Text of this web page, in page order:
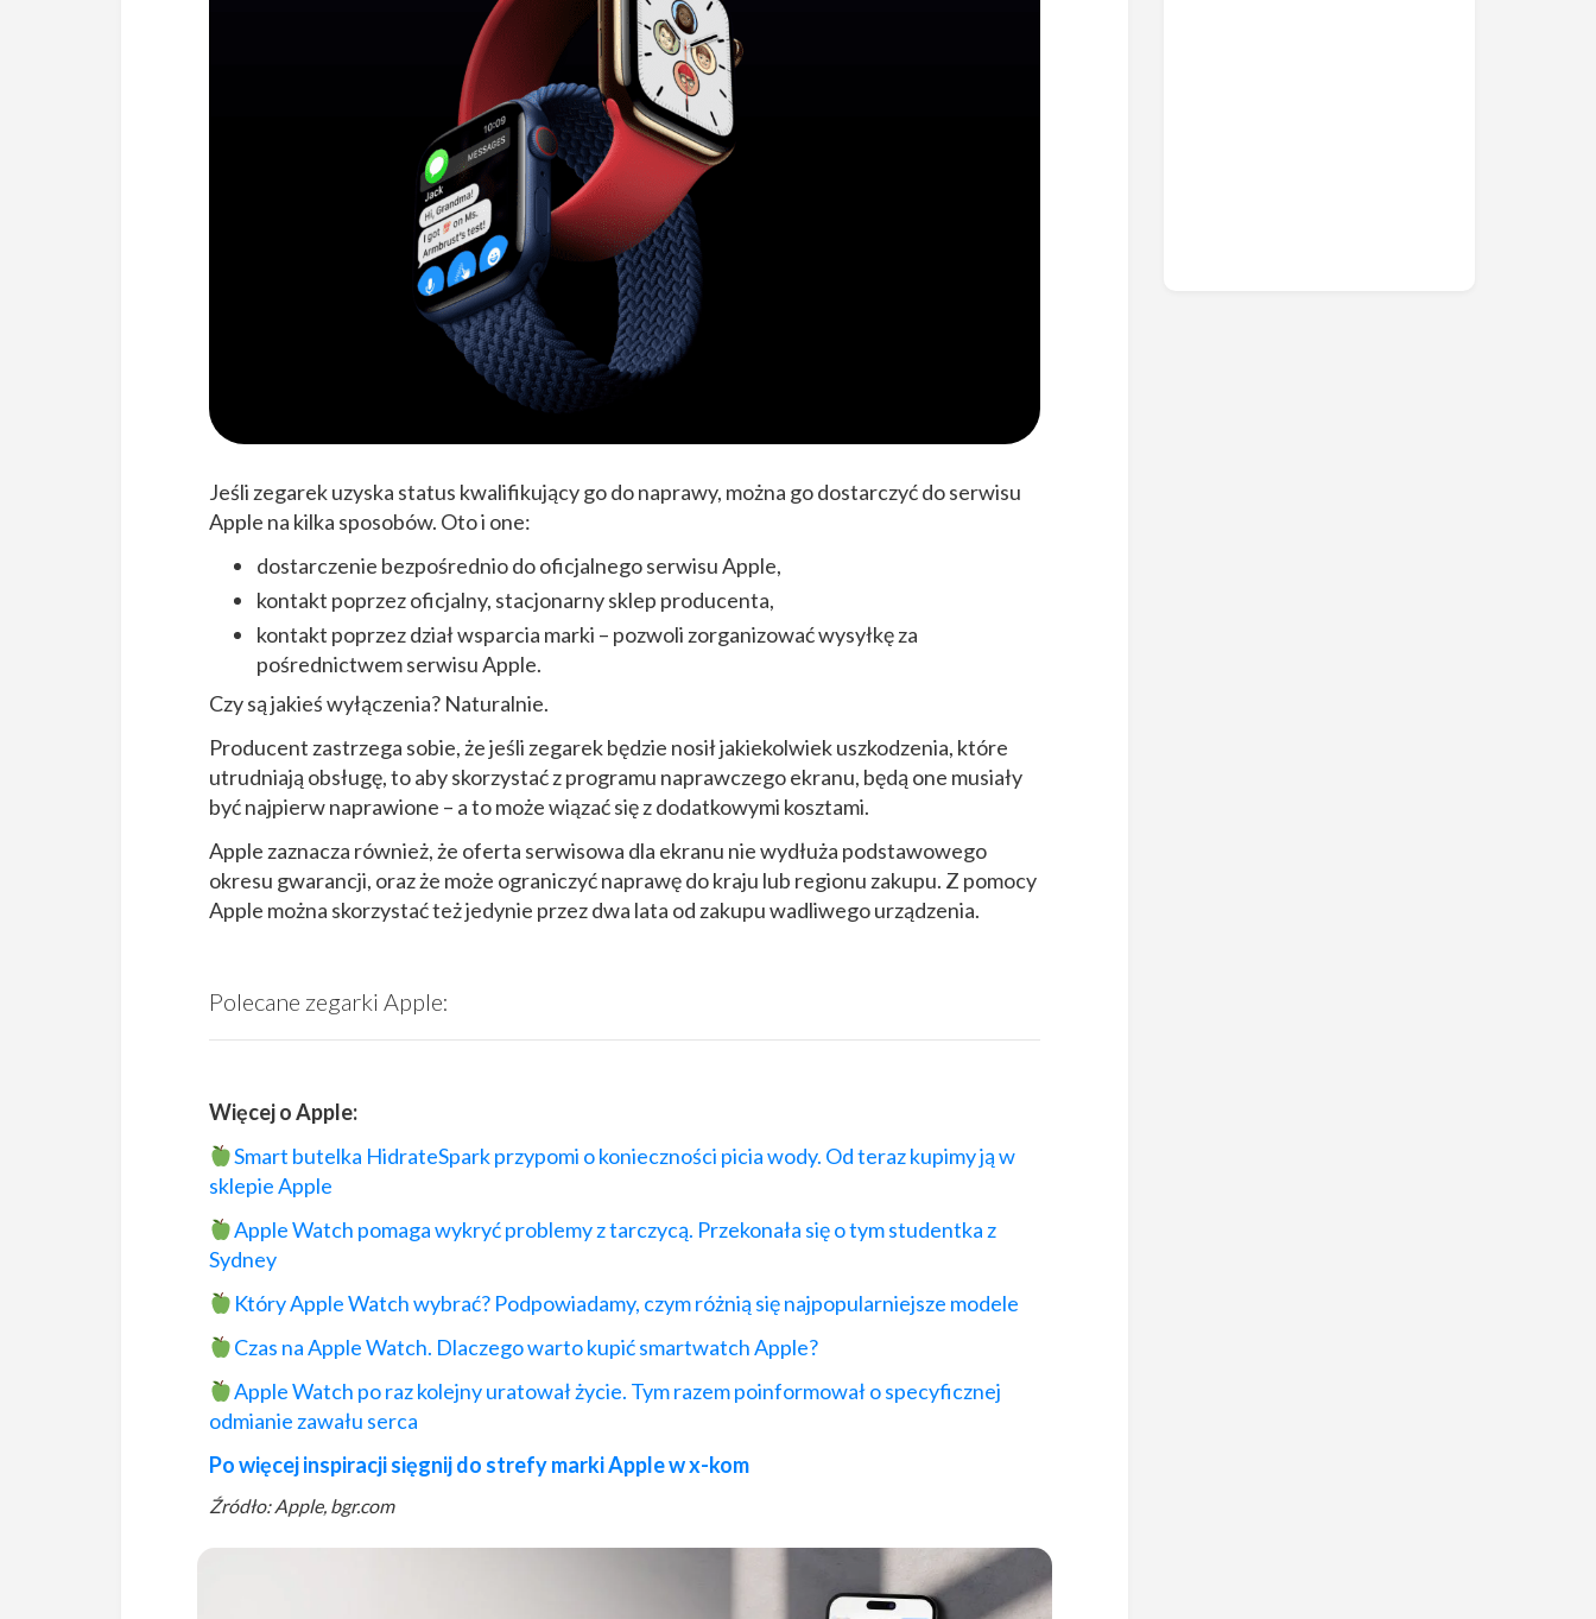
Jeśli zegarek uzyska status kwalifikujący go do naprawy, można go dostarczyć do serwisu
Apple na kilka sposobów. Oto i one:
dostarczenie bezpośrednio do oficjalnego serwisu Apple,
kontakt poprzez oficjalny, stacjonarny sklep producenta,
kontakt poprzez dział wsparcia marki – pozwoli zorganizować wysyłkę za
pośrednictwem serwisu Apple.
Czy są jakieś wyłączenia? Naturalnie.
Producent zastrzega sobie, że jeśli zegarek będzie nosił jakiekolwiek uszkodzenia, które
utrudniają obsługę, to aby skorzystać z programu naprawczego ekranu, będą one musiały
być najpierw naprawione – a to może wiązać się z dodatkowymi kosztami.
Apple zaznacza również, że oferta serwisowa dla ekranu nie wydłuża podstawowego
okresu gwarancji, oraz że może ograniczyć naprawę do kraju lub regionu zakupu. Z pomocy
Apple można skorzystać też jedynie przez dwa lata od zakupu wadliwego urządzenia.
Polecane zegarki Apple:
Więcej o Apple:
Smart butelka HidrateSpark przypomi o konieczności picia wody. Od teraz kupimy ją w
sklepieApple
AppleWatch pomaga wykryć problemy z tarczycą. Przekonała się o tym studentka z
Sydney
KtóryAppleWatch wybrać? Podpowiadamy, czym różnią się najpopularniejsze modele
Czas naAppleWatch. Dlaczego warto kupić smartwatchApple?
AppleWatch po raz kolejny uratował życie. Tym razem poinformował o specyficznej
odmianie zawału serca
Po więcej inspiracji sięgnij do strefy marki Apple w x-kom
Źródło: Apple, bgr.com